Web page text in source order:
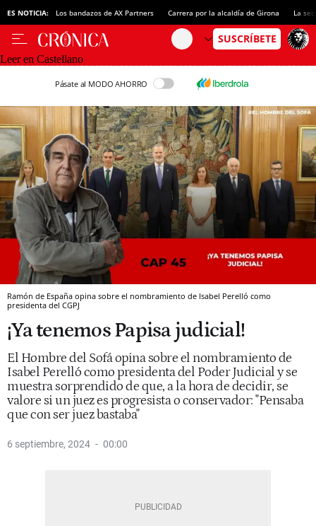
ES NOTICIA: Los bandazos de AX Partners Carrera por la alcaldía de Girona La
Leer en Castellano
Pásate al MODO AHORRO
Ramón de España opina sobre el nombramiento de Isabel Perelló como
presidenta del CGPJ
¡Ya tenemos Papisa judicial!
El Hombre del Sofá opina sobre el nombramiento de
Isabel Perelló como presidenta del Poder Judicial y se
muestra sorprendido de que, a la hora de decidir, se
valore si un juez es progresista o conservador: "Pensaba
que con ser juez bastaba"
6 septiembre, 2024 00:00